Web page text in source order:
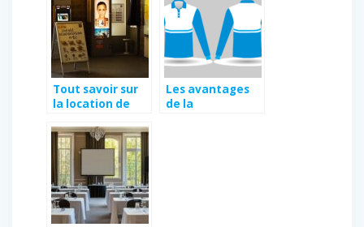
Tout savoir sur
la location de
Les avantages
de la